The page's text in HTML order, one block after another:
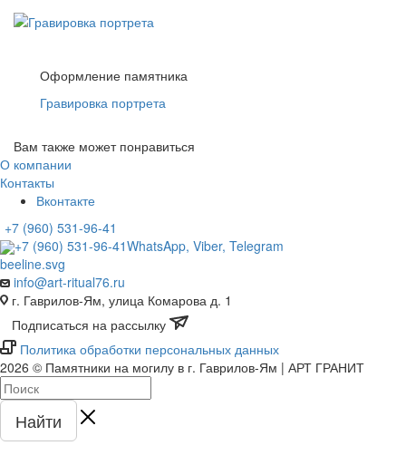
Оформление памятника
Гравировка портрета
Вам также может понравиться
О компании
Контакты
Вконтакте
+7 (960) 531-96-41
+7 (960) 531-96-41WhatsApp, Viber, Telegram
info@art-ritual76.ru
г. Гаврилов-Ям, улица Комарова д. 1
Подписаться на рассылку
Политика обработки персональных данных
2026 © Памятники на могилу в г. Гаврилов-Ям | АРТ ГРАНИТ
Найти